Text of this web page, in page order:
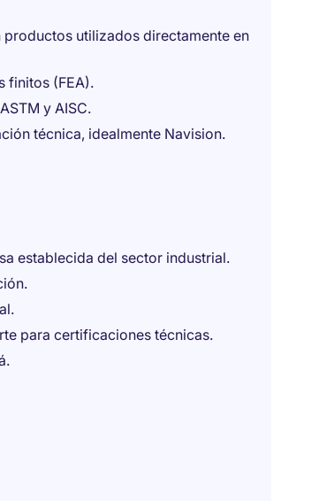
utilizados directamente en
finitos (FEA).
y AISC.
técnica, idealmente Navision.
establecida del sector industrial.
para certificaciones técnicas.